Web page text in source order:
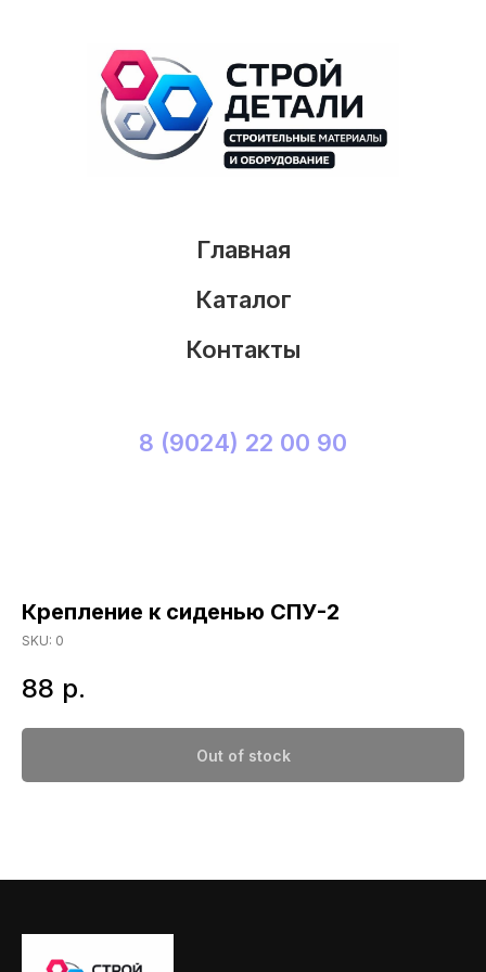
Главная
Каталог
Контакты
8 (9024) 22 00 90
Крепление к сиденью СПУ-2
SKU: 0
88 р.
Out of stock